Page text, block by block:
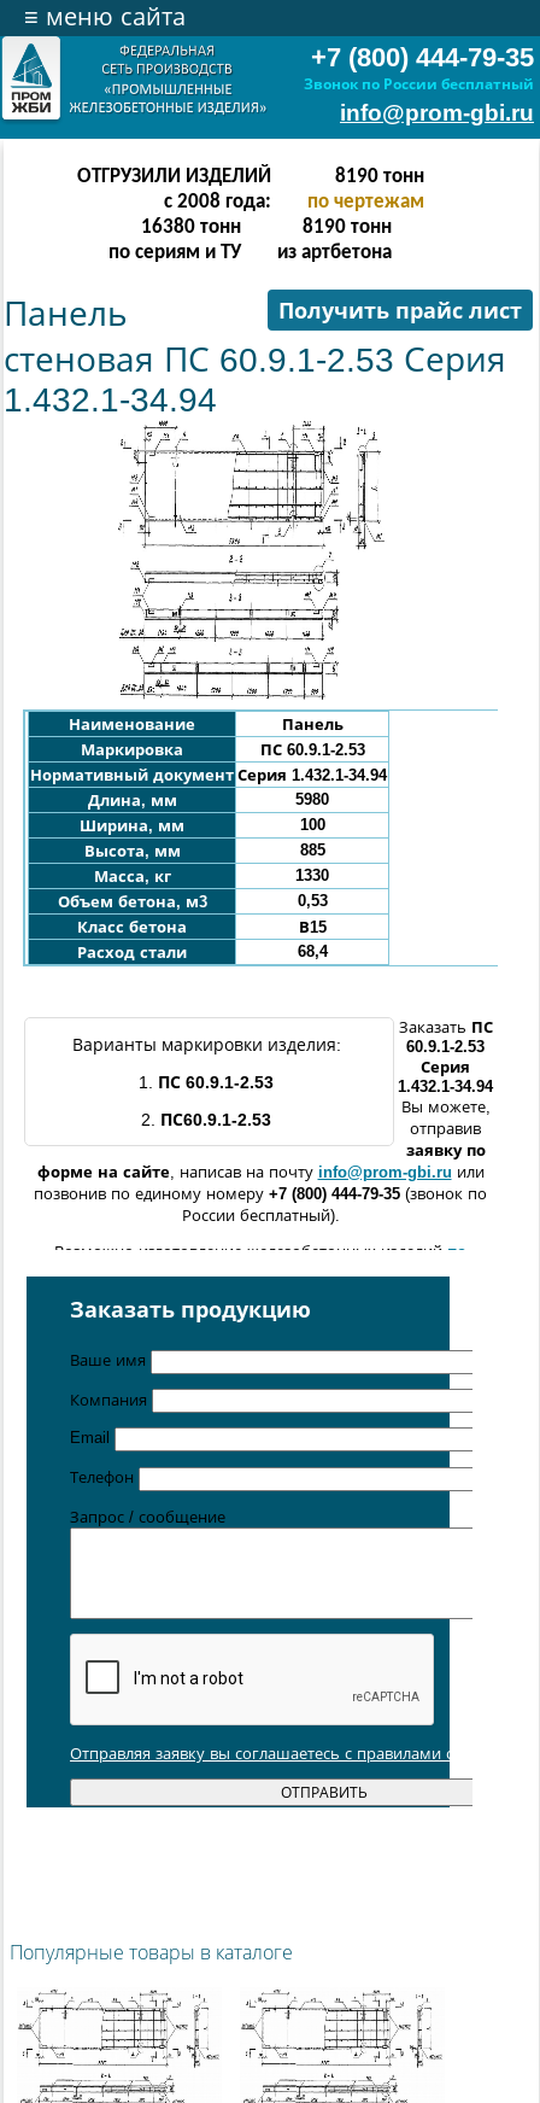
+7 (800) 444-79-35
Звонок по России бесплатный
info@prom-gbi.ru
≡ меню сайта
ОТГРУЗИЛИ ИЗДЕЛИЙ
с 2008 года:
16382тонн
по чертежам
32764 тонн
по сериям и ТУ
16382 тонн
из артбетона
Получить прайс лист
Панель
стеновая ПС 60.9.1-2.53 Серия
1.432.1-34.94
Наименование
Панель
Маркировка
ПС 60.9.1-2.53
Нормативный документ Серия 1.432.1-34.94
Длина, мм
5980
Ширина, мм
100
Высота, мм
885
Масса, кг
1330
Объем бетона, м3
0,53
Класс бетона
В15
Расход стали
68,4
Варианты маркировки изделия:
1. ПС 60.9.1-2.53
2.
ПС60.9.1-2.53
Заказать ПС
60.9.1-2.53
Серия
1.432.1-34.94
Вы можете,
отправив
заявку по
форме на сайте, написав на почту info@prom-gbi.ru или
позвонив по единому номеру +7 (800) 444-79-35 (звонок по
России бесплатный).
Возможно изготовление железобетонных изделий по
чертежам заказчика
Поставка осуществляется с производственных площадок,
Хабаровске,Ростове-на-Дону,Екатеринбурге,
Симферополе.
Цена от 5 руб. / кг
Заказать продукцию
Ваше имя
Компания
Email
Телефон
Запрос / сообщение
Отправляя заявку вы соглашаетесь с правилами обработки
Популярные товары в каталоге